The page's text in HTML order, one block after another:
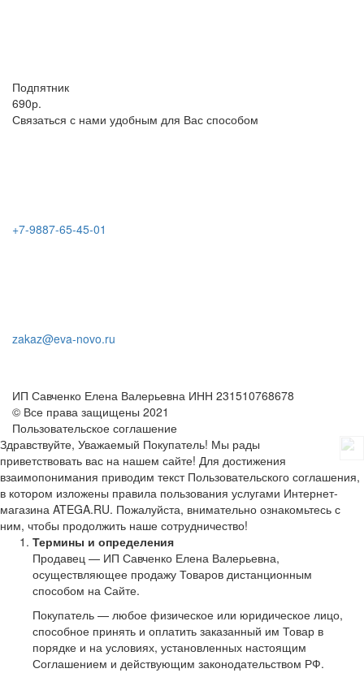
Подпятник
690р.
Связаться с нами удобным для Вас способом
+7-9887-65-45-01
zakaz@eva-novo.ru
ИП Савченко Елена Валерьевна ИНН 231510768678
© Все права защищены 2021
Пользовательское соглашение
Здравствуйте, Уважаемый Покупатель! Мы рады
приветствовать вас на нашем сайте! Для достижения
взаимопонимания приводим текст Пользовательского соглашения,
в котором изложены правила пользования услугами Интернет-
магазина ATEGA.RU. Пожалуйста, внимательно ознакомьтесь с
ним, чтобы продолжить наше сотрудничество!
Термины и определения
Продавец — ИП Савченко Елена Валерьевна,
осуществляющее продажу Товаров дистанционным
способом на Сайте.
Покупатель — любое физическое или юридическое лицо,
способное принять и оплатить заказанный им Товар в
порядке и на условиях, установленных настоящим
Соглашением и действующим законодательством РФ.